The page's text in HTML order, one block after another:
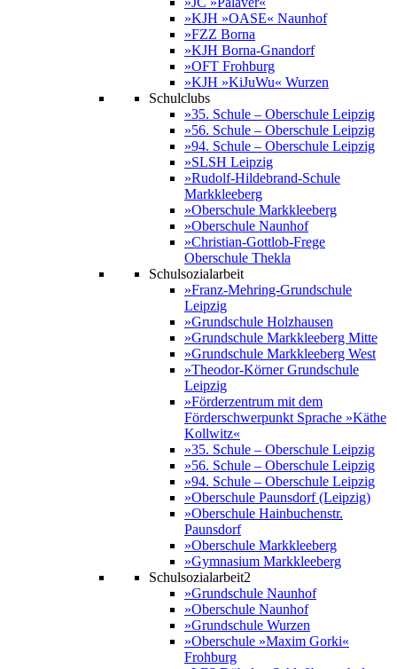
»KJH »OASE« Naunhof
»FZZ Borna
»KJH Borna-Gnandorf
»OFT Frohburg
»KJH »KiJuWu« Wurzen
Schulclubs
»35. Schule – Oberschule Leipzig
»56. Schule – Oberschule Leipzig
»94. Schule – Oberschule Leipzig
»SLSH Leipzig
»Rudolf-Hildebrand-Schule
Markkleeberg
»Oberschule Markkleeberg
»Oberschule Naunhof
»Christian-Gottlob-Frege
Oberschule Thekla
Schulsozialarbeit
»Franz-Mehring-Grundschule
Leipzig
»Grundschule Holzhausen
»Grundschule Markkleeberg Mitte
»Grundschule Markkleeberg West
»Theodor-Körner Grundschule
Leipzig
»Förderzentrum mit dem
Förderschwerpunkt Sprache »Käthe
Kollwitz«
»35. Schule – Oberschule Leipzig
»56. Schule – Oberschule Leipzig
»94. Schule – Oberschule Leipzig
»Oberschule Paunsdorf (Leipzig)
»Oberschule Hainbuchenstr.
Paunsdorf
»Oberschule Markkleeberg
»Gymnasium Markkleeberg
Schulsozialarbeit2
»Grundschule Naunhof
»Oberschule Naunhof
»Grundschule Wurzen
»Oberschule »Maxim Gorki«
Frohburg